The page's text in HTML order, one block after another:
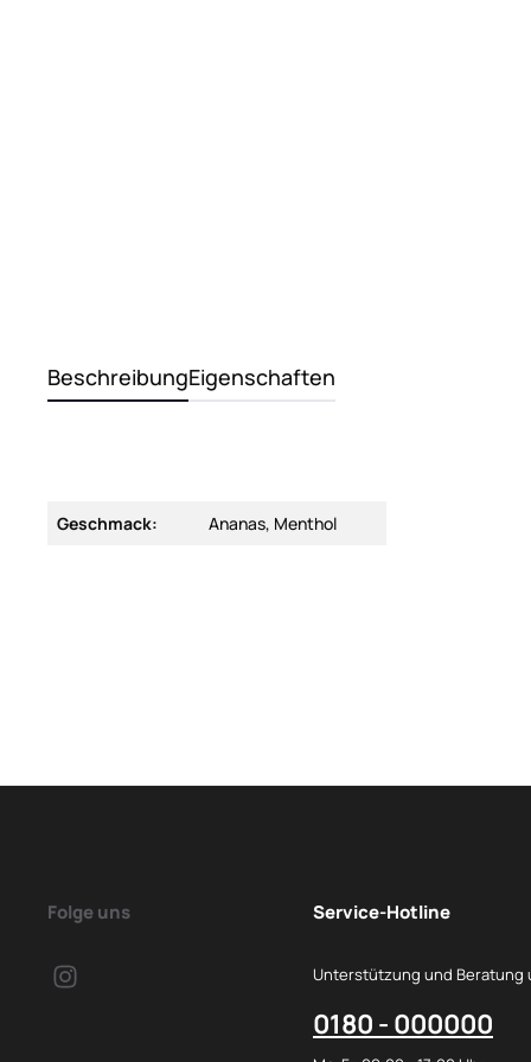
BeschreibungEigenschaften
Geschmack: Ananas, Menthol
Folge uns Service-Hotline
Unterstützung und Beratung
0180 - 000000